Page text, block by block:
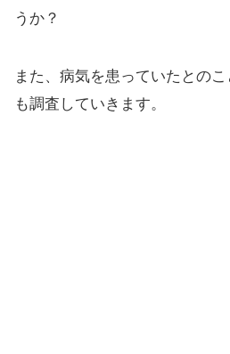
うか？
また、病気を患っていたとの
も調査していきます。